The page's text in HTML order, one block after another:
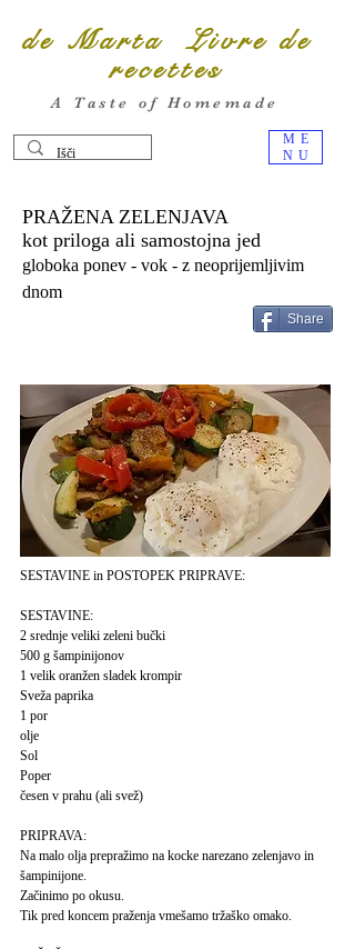
ME
NU
de Marta Livre de
recettes
A Taste of Homemade
PRAŽENA ZELENJAVA
kot priloga ali samostojna jed
globoka ponev - vok - z neoprijemljivim
dnom
Share
SESTAVINE in POSTOPEK PRIPRAVE:
SESTAVINE:
2 srednje veliki zeleni bučki
500 g šampinijonov
1 velik oranžen sladek krompir
Sveža paprika
1 por
olje
Sol
Poper
česen v prahu (ali svež)
PRIPRAVA:
Na malo olja prepražimo na kocke narezano zelenjavo in
šampinijone.
Začinimo po okusu.
Tik pred koncem praženja vmešamo tržaško omako.